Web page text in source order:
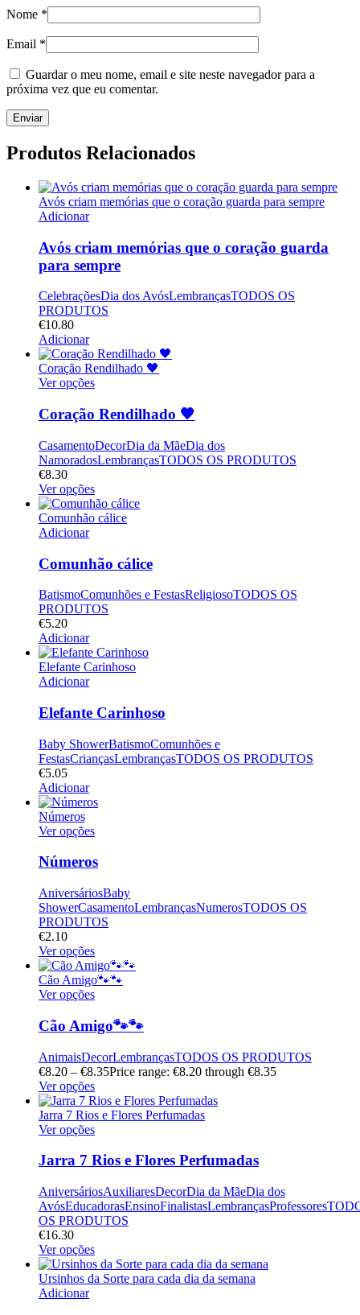
Nome *
Email *
Guardar o meu nome, email e site neste navegador para a
próxima vez que eu comentar.
Produtos Relacionados
Avós criam memórias que o coração guarda para sempre
Adicionar
Avós criam memórias que o coração guarda
para sempre
CelebraçõesDia dos AvósLembrançasTODOS OS
PRODUTOS
€10.80
Adicionar
Coração Rendilhado 🖤
Ver opções
Coração Rendilhado 🖤
CasamentoDecorDia da MãeDia dos
NamoradosLembrançasTODOS OS PRODUTOS
€8.30
Ver opções
Comunhão cálice
Adicionar
Comunhão cálice
BatismoComunhões e FestasReligiosoTODOS OS
PRODUTOS
€5.20
Adicionar
Elefante Carinhoso
Adicionar
Elefante Carinhoso
Baby ShowerBatismoComunhões e
FestasCriançasLembrançasTODOS OS PRODUTOS
€5.05
Adicionar
Números
Ver opções
Números
AniversáriosBaby
ShowerCasamentoLembrançasNumerosTODOS OS
PRODUTOS
€2.10
Ver opções
Cão Amigo🐾🐾
Ver opções
Cão Amigo🐾🐾
AnimaisDecorLembrançasTODOS OS PRODUTOS
€8.20 – €8.35Price range: €8.20 through €8.35
Ver opções
Jarra 7 Rios e Flores Perfumadas
Ver opções
Jarra 7 Rios e Flores Perfumadas
AniversáriosAuxiliaresDecorDia da MãeDia dos
AvósEducadorasEnsinoFinalistasLembrançasProfessores
OS PRODUTOS
€16.30
Ver opções
Ursinhos da Sorte para cada dia da semana
Adicionar